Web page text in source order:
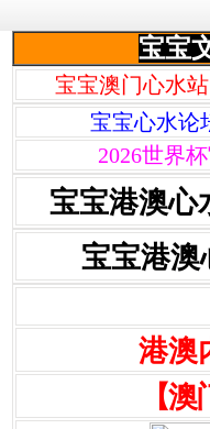
宝宝
宝宝澳门心水站
宝宝心水论
2026世界
宝宝港澳心
宝宝港澳
港澳
【